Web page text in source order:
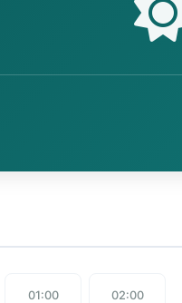
01:00 02:00